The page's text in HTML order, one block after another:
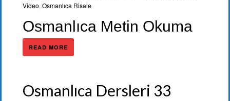
Video Osmanlıca Risale
Osmanlıca Metin Okuma
READ MORE
Osmanlıca Dersleri 33